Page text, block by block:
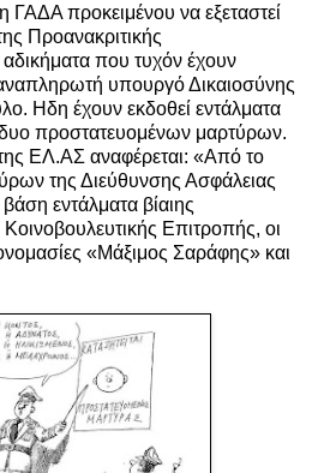
ΓΑΔΑ προκειμένου να εξεταστεί
Προανακριτικής
αδικήματα που τυχόν έχουν
υπουργό Δικαιοσύνης
. Ηδη έχουν εκδοθεί εντάλματα
προστατευομένων μαρτύρων.
ΕΛ.ΑΣ αναφέρεται: «Από το
της Διεύθυνσης Ασφάλειας
εντάλματα βίαιης
Επιτροπής, οι
«Μάξιμος Σαράφης» και